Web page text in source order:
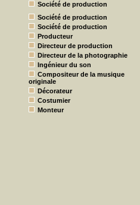
Société de production
Société de production
Société de production
Producteur
Directeur de production
Directeur de la photographie
Ingénieur du son
Compositeur de la musique
originale
Décorateur
Costumier
Monteur